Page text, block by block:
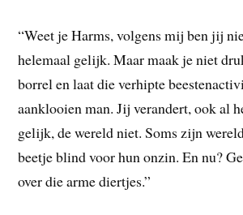
“Weet je Harms, volgens mij ben jij
helemaal gelijk. Maar maak je niet
borrel en laat die verhipte
aanklooien man. Jij verandert, ook al
gelijk, de wereld niet. Soms zijn
beetje blind voor hun onzin. En nu?
over die arme diertjes.”